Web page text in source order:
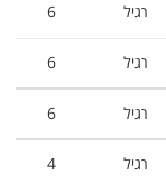
רגיל 6
רגיל 6
רגיל 6
רגיל 4